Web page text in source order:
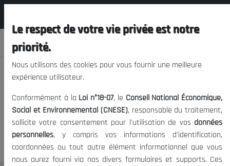
Nous vous prions de nous
excuser, mais l'accès à ce
contenu est restreint.
Le respect de votre vie privée est notre
priorité.
Nous utilisons des cookies pour vous fournir une meilleure
expérience utilisateur.
Conformément à la Loi n°18-07, le Conseil National Économique,
Social et Environnemental (CNESE), responsable du traitement,
sollicite votre consentement pour l'utilisation de vos données
personnelles, y compris vos informations d'identification,
coordonnées ou tout autre élément informationnel que vous
nous aurez fourni via nos divers formulaires et supports. Ces